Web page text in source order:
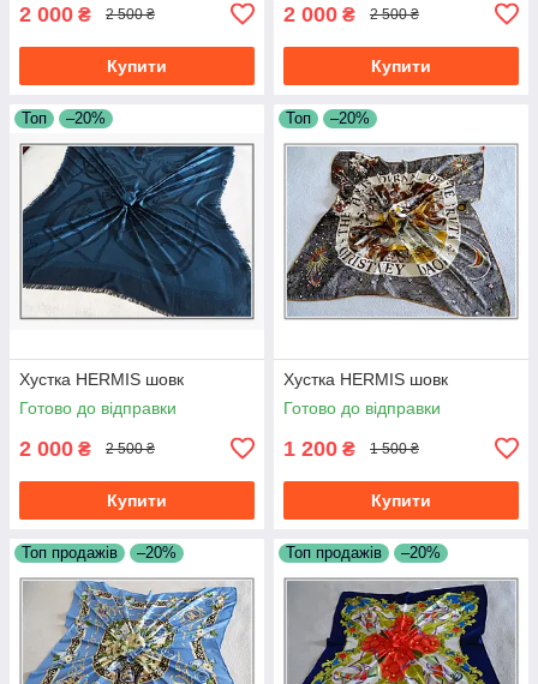
2 000 ₴ 2 500 ₴
Купити
2 000 ₴ 2 500 ₴
Купити
Топ –20%
Хустка HERMIS шовк
Готово до відправки
2 000 ₴ 2 500 ₴
Купити
Топ –20%
Хустка HERMIS шовк
Готово до відправки
1 200 ₴ 1 500 ₴
Купити
Топ продажів –20% Топ продажів –20%